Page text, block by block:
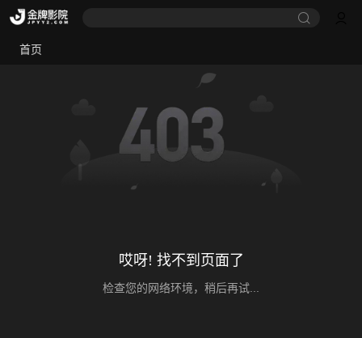
首页
哎呀! 找不到页面了
检查您的网络环境，稍后再试...